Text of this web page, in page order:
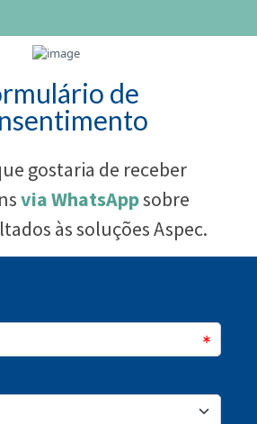
de
gostaria de receber
via WhatsAppsobre
às soluções Aspec.